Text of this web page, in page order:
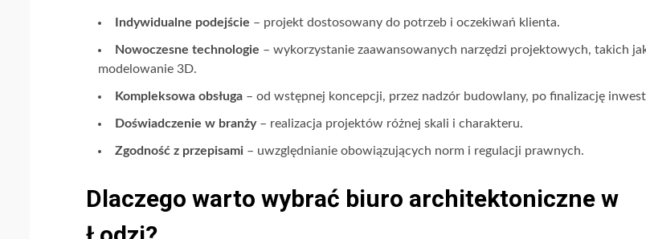
Indywidualne podejście – projekt dostosowany do potrzeb i oczekiwań klienta.
Nowoczesne technologie – wykorzystanie zaawansowanych narzędzi projektowych, takich
modelowanie 3D.
Kompleksowa obsługa – od wstępnej koncepcji, przez nadzór budowlany, po finalizację
Doświadczenie w branży– realizacja projektów różnej skali i charakteru.
Zgodność z przepisami – uwzględnianie obowiązujących norm i regulacji prawnych.
Dlaczego warto wybrać biuro architektoniczne w